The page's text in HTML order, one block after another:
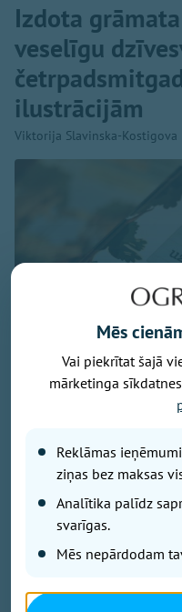
Izdota
veselīgu
ilustrācijām
Viktorija Slavinska-Kostigova
"Mūsdienu steigā
kustību, pilnvērtīga
grāmatas atvēršanas
Mēs
Vai piekrītat šajā
mārketinga
Reklāmas
ziņas bez maksas
Analītika palīdz
svarīgas.
Mēs nepārdodam